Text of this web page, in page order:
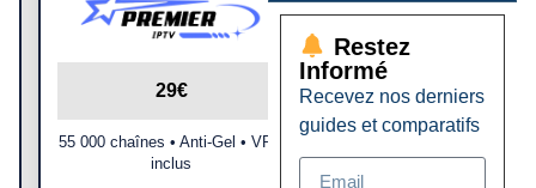
29€
55 000 chaînes • Anti-Gel • VPN
inclus
Restez
Informé
Recevez nos derniers
guides et comparatifs